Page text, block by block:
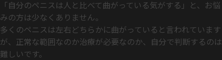
「自分のペニスは人と比べて曲がっている気がする」と、お悩
みの方は少なくありません。
多くのペニスは左右どちらかに曲がっていると言われています
が、正常な範囲なのか治療が必要なのか、自分で判断するのは
難しいです。